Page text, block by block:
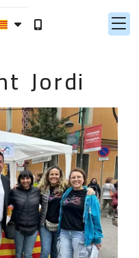
Jordi